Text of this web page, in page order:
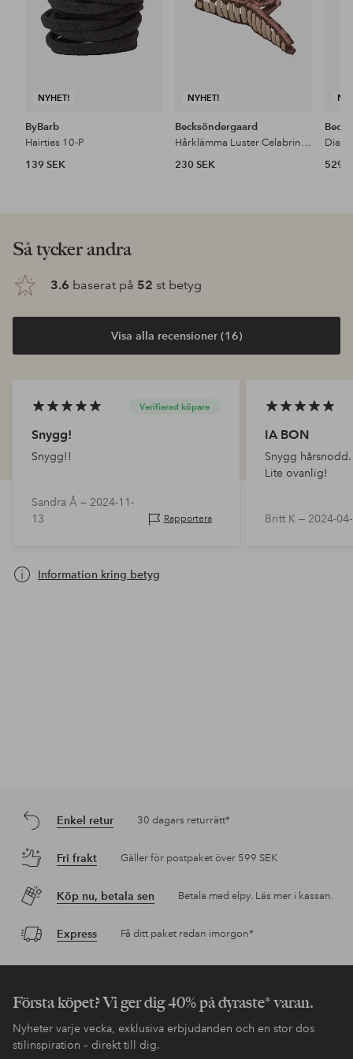
NYHET!
ByBarb
Hairties 10-P
139 SEK
NYHET!
Becksöndergaard
Hårklämma Luster Celabrina Hair Claw
230 SEK
529
Så tycker andra
3.6 baserat på 52 st betyg
Visa alla recensioner (16)
Verifierad köpare
Snygg!
Snygg!!
Sandra Å — 2024-11-
13
Rapportera
IA BON
Snygg
Lite ovanlig!
Britt K — 2024-
Information kring betyg
Enkel retur 30 dagars returrätt*
Fri frakt Gäller för postpaket över 599 SEK
Köp nu, betala sen Betala med elpy. Läs mer i kassan.
Express Få ditt paket redan imorgon*
Första köpet? Vi ger dig 40% på dyraste* varan.
Nyheter varje vecka, exklusiva erbjudanden och en stor dos
stilinspiration – direkt till dig.